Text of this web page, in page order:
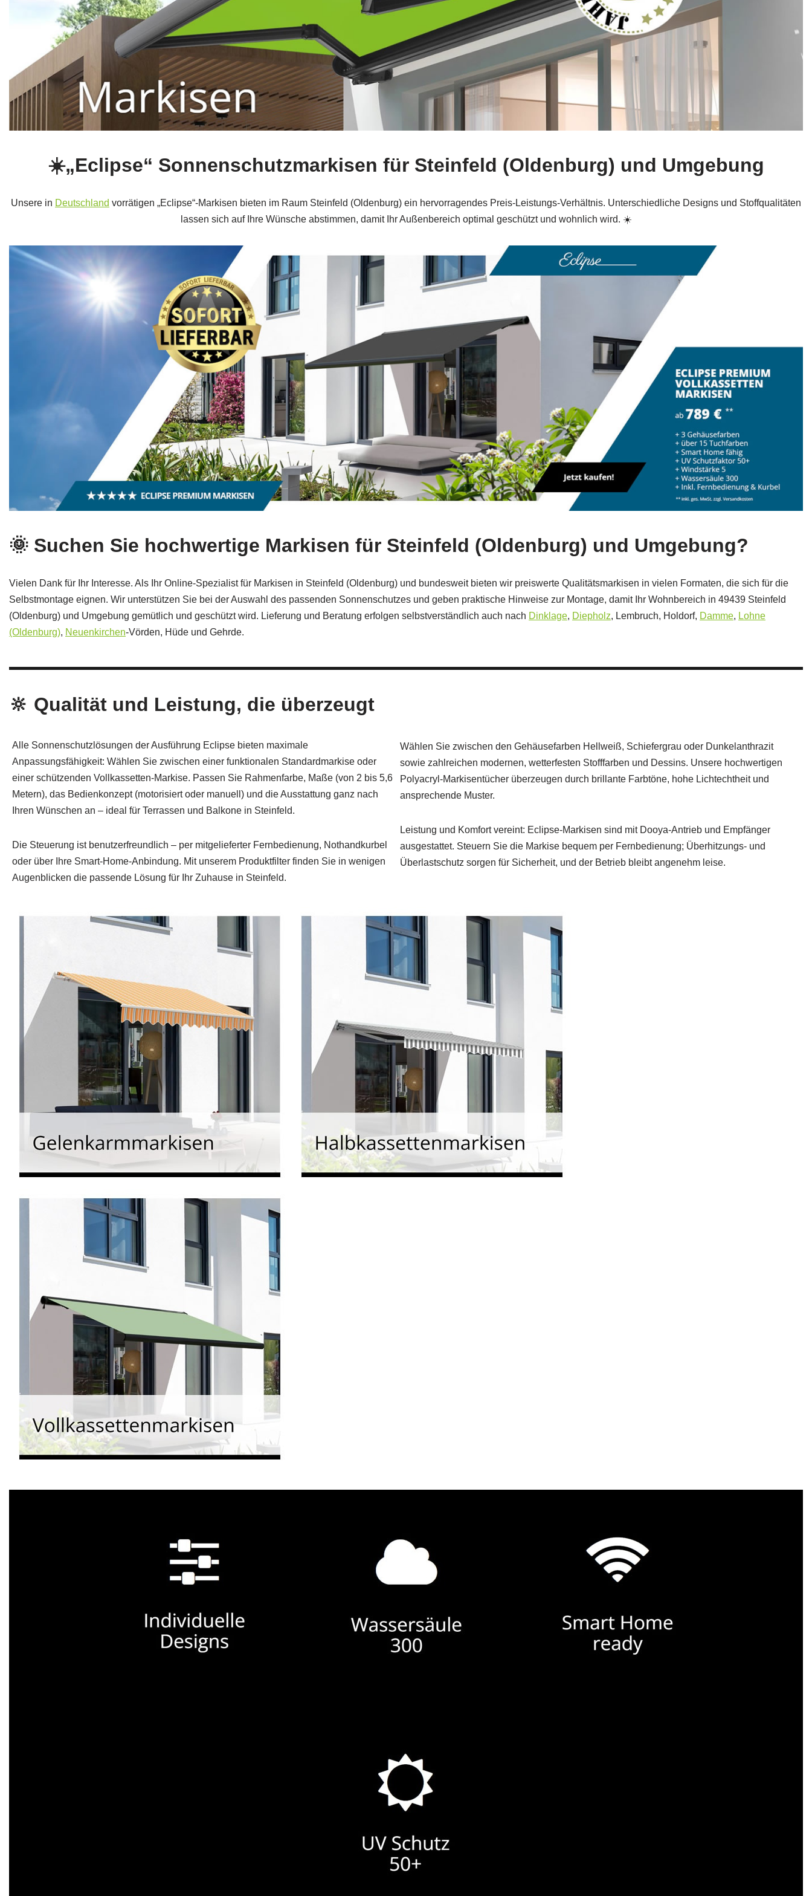
☀️„Eclipse“ Sonnenschutzmarkisen für Steinfeld (Oldenburg) und Umgebung
Unsere in Deutschland vorrätigen „Eclipse“-Markisen bieten im Raum Steinfeld (Oldenburg) ein hervorragendes Preis‑Leistungs‑Verhältnis. Unterschiedliche Designs und Stoffqualitäten
lassen sich auf Ihre Wünsche abstimmen, damit Ihr Außenbereich optimal geschützt und wohnlich wird. ☀️
🌞 Suchen Sie hochwertige Markisen für Steinfeld (Oldenburg) und Umgebung?
Vielen Dank für Ihr Interesse. Als Ihr Online‑Spezialist für Markisen in Steinfeld (Oldenburg) und bundesweit bieten wir preiswerte Qualitätsmarkisen in vielen Formaten, die sich für die
Selbstmontage eignen. Wir unterstützen Sie bei der Auswahl des passenden Sonnenschutzes und geben praktische Hinweise zur Montage, damit Ihr Wohnbereich in 49439 Steinfeld
(Oldenburg) und Umgebung gemütlich und geschützt wird. Lieferung und Beratung erfolgen selbstverständlich auch nach Dinklage, Diepholz, Lembruch, Holdorf, Damme, Lohne
(Oldenburg), Neuenkirchen‑Vörden, Hüde und Gehrde.
🔆 Qualität und Leistung, die überzeugt
Alle Sonnenschutzlösungen der Ausführung Eclipse bieten maximale
Anpassungsfähigkeit: Wählen Sie zwischen einer funktionalen Standardmarkise oder
einer schützenden Vollkassetten-Markise. Passen Sie Rahmenfarbe, Maße (von 2 bis 5,6
Metern), das Bedienkonzept (motorisiert oder manuell) und die Ausstattung ganz nach
Ihren Wünschen an – ideal für Terrassen und Balkone in Steinfeld.
Die Steuerung ist benutzerfreundlich – per mitgelieferter Fernbedienung, Nothandkurbel
oder über Ihre Smart‑Home‑Anbindung. Mit unserem Produktfilter finden Sie in wenigen
Augenblicken die passende Lösung für Ihr Zuhause in Steinfeld.
Wählen Sie zwischen den Gehäusefarben Hellweiß, Schiefergrau oder Dunkelanthrazit
sowie zahlreichen modernen, wetterfesten Stofffarben und Dessins. Unsere hochwertigen
Polyacryl‑Markisentücher überzeugen durch brillante Farbtöne, hohe Lichtechtheit und
ansprechende Muster.
Leistung und Komfort vereint: Eclipse‑Markisen sind mit Dooya‑Antrieb und Empfänger
ausgestattet. Steuern Sie die Markise bequem per Fernbedienung; Überhitzungs‑ und
Überlastschutz sorgen für Sicherheit, und der Betrieb bleibt angenehm leise.